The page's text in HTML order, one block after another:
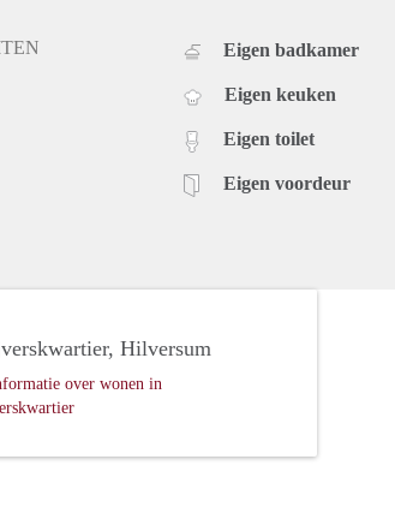
Eigen badkamer
Eigen keuken
Eigen toilet
Eigen voordeur
Hilversum
over wonen in